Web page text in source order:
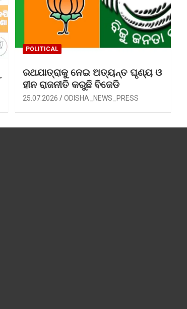
POLITICAL
ରଥଯାତ୍ରାକୁ ନେଇ ଅତ୍ୟନ୍ତ ଘୃଣ୍ୟ ଓ
ହୀନ ରାଜନୀତି କରୁଛି ବିଜେଡି
25.07.2026 ODISHA_NEWS_PRESS